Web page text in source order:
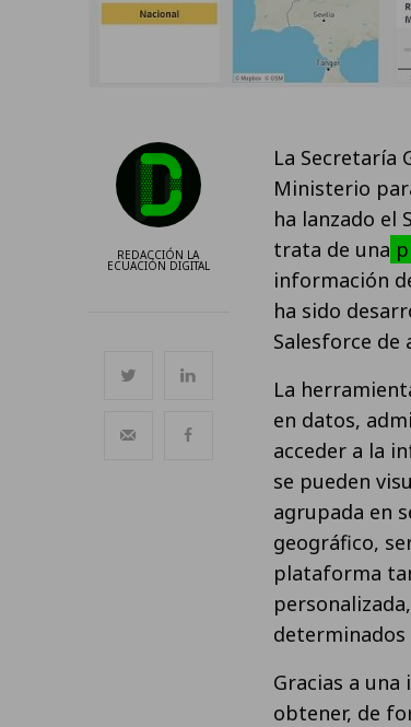
REDACCIÓN LA
ECUACIÓN DIGITAL
La Secretaría
Ministerio
ha lanzado el
trata de una
información
ha sido
Salesforce de
La
en datos,
acceder a la
se pueden
agrupada en
geográfico,
plataforma
Gracias a
obtener, de